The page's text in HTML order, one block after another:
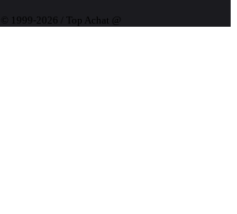
© 1999-2026 / Top Achat @